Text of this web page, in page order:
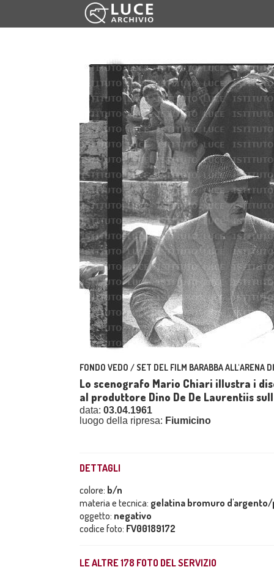
FONDO VEDO / SET DEL FILM BARABBA ALL'ARENA
Lo scenografo Mario Chiari illustra i
al produttore Dino De De Laurentiis
data: 03.04.1961
luogo della ripresa: Fiumicino
DETTAGLI
colore: b/n
materia e tecnica: gelatina bromuro
oggetto: negativo
codice foto: FV00189172
LE ALTRE178 FOTO DEL SERVIZIO